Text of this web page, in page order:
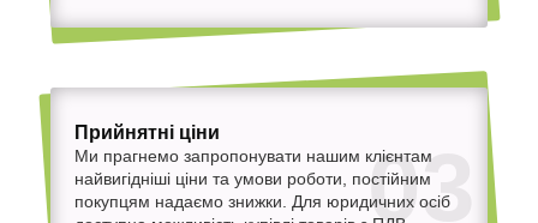
03
Прийнятні ціни
Ми прагнемо запропонувати нашим клієнтам
найвигідніші ціни та умови роботи, постійним
покупцям надаємо знижки. Для юридичних осіб